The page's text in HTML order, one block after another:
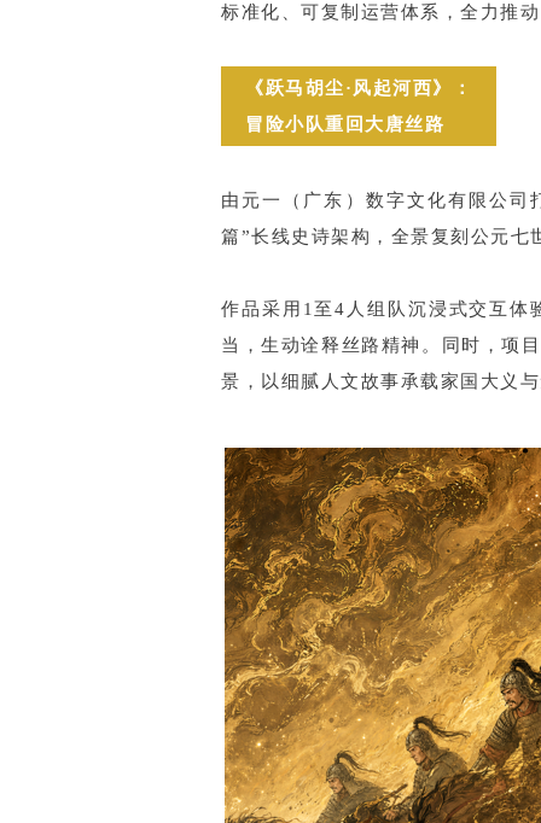
标准化、可复制运营体系，全力推
《跃马胡尘·风起河西》：
冒险小队重回大唐丝路
由元一（广东）数字文化有限公司
篇”长线史诗架构，全景复刻公元
作品采用1至4人组队沉浸式交互体
当，生动诠释丝路精神。同时，项
景，以细腻人文故事承载家国大义